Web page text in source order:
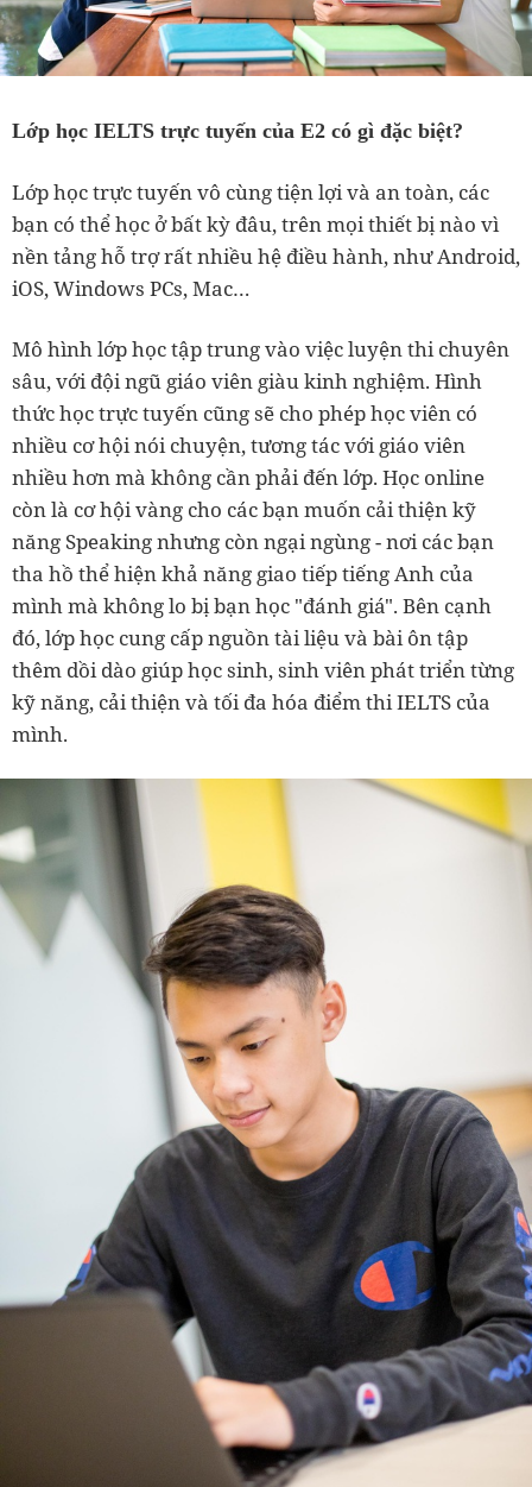
Lớp học IELTS trực tuyến của E2 có gì đặc biệt?
Lớp học trực tuyến vô cùng tiện lợi và an toàn, các
bạn có thể học ở bất kỳ đâu, trên mọi thiết bị nào vì
nền tảng hỗ trợ rất nhiều hệ điều hành, như Android,
iOS, Windows PCs, Mac…
Mô hình lớp học tập trung vào việc luyện thi chuyên
sâu, với đội ngũ giáo viên giàu kinh nghiệm. Hình
thức học trực tuyến cũng sẽ cho phép học viên có
nhiều cơ hội nói chuyện, tương tác với giáo viên
nhiều hơn mà không cần phải đến lớp. Học online
còn là cơ hội vàng cho các bạn muốn cải thiện kỹ
năng Speaking nhưng còn ngại ngùng - nơi các bạn
tha hồ thể hiện khả năng giao tiếp tiếng Anh của
mình mà không lo bị bạn học "đánh giá". Bên cạnh
đó, lớp học cung cấp nguồn tài liệu và bài ôn tập
thêm dồi dào giúp học sinh, sinh viên phát triển từng
kỹ năng, cải thiện và tối đa hóa điểm thi IELTS của
mình.